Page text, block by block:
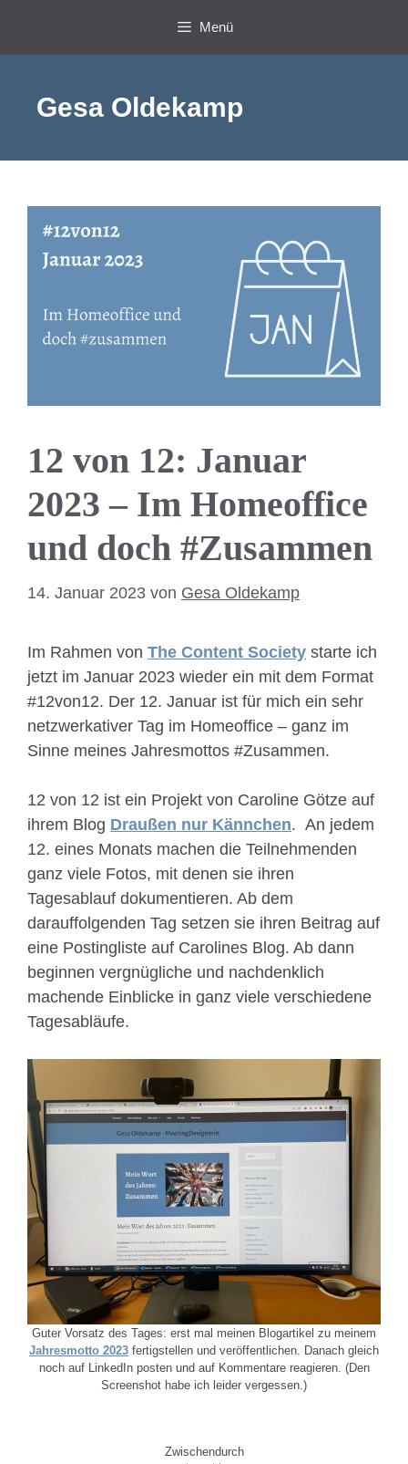
springen
Menü
Gesa Oldekamp
12 von 12: Januar
2023 – Im Homeoffice
und doch #Zusammen
14. Januar 2023 von Gesa Oldekamp
Im Rahmen von The Content Society starte ich
jetzt im Januar 2023 wieder ein mit dem Format
#12von12. Der 12. Januar ist für mich ein sehr
netzwerkativer Tag im Homeoffice – ganz im
Sinne meines Jahresmottos #Zusammen.
12 von 12 ist ein Projekt von Caroline Götze auf
ihrem Blog Draußen nur Kännchen. An jedem
12. eines Monats machen die Teilnehmenden
ganz viele Fotos, mit denen sie ihren
Tagesablauf dokumentieren. Ab dem
darauffolgenden Tag setzen sie ihren Beitrag auf
eine Postingliste auf Carolines Blog. Ab dann
beginnen vergnügliche und nachdenklich
machende Einblicke in ganz viele verschiedene
Tagesabläufe.
Guter Vorsatz des Tages: erst mal meinen Blogartikel zu meinem
Jahresmotto 2023 fertigstellen und veröffentlichen. Danach gleich
noch auf LinkedIn posten und auf Kommentare reagieren. (Den
Screenshot habe ich leider vergessen.)
Zwischendurch